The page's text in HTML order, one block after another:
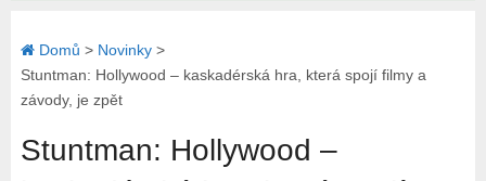
Domů > Novinky>
Stuntman: Hollywood – kaskadérská hra, která spojí filmy a
závody, je zpět
Stuntman: Hollywood –